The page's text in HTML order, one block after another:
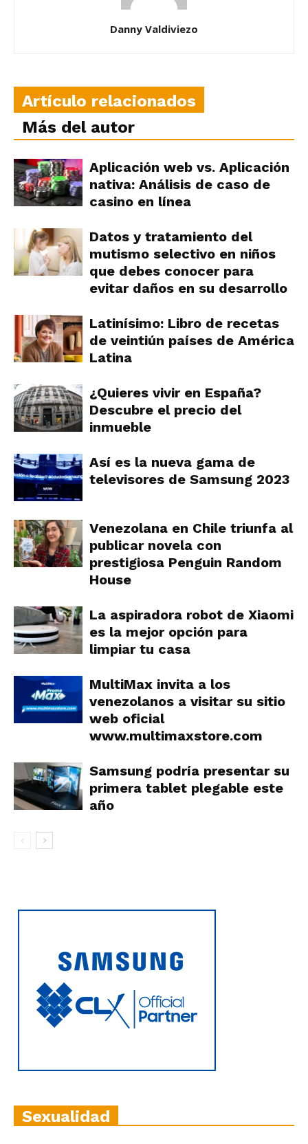
Danny Valdiviezo
Artículo relacionados
Más del autor
Aplicación web vs. Aplicación
nativa: Análisis de caso de
casino en línea
Datos y tratamiento del
mutismo selectivo en niños
que debes conocer para
evitar daños en su desarrollo
Latinísimo: Libro de recetas
de veintiún países de América
Latina
¿Quieres vivir en España?
Descubre el precio del
inmueble
Así es la nueva gama de
televisores de Samsung 2023
Venezolana en Chile triunfa al
publicar novela con
prestigiosa Penguin Random
House
La aspiradora robot de Xiaomi
es la mejor opción para
limpiar tu casa
MultiMax invita a los
venezolanos a visitar su sitio
web oficial
www.multimaxstore.com
Samsung podría presentar su
primera tablet plegable este
año
Sexualidad